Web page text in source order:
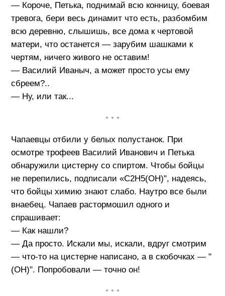
— Короче, Петька, поднимай всю конницу, боевая
тревога, бери весь динамит что есть, разбомбим
всю деревню, слышишь, все дома к чертовой
матери, что останется — зарубим шашками к
чертям, ничего живого не оставим!
— Василий Иваныч, а может просто усы ему
сбреем?..
— Ну, или так...
• • •
Чапаевцы отбили у белых полустанок. При
осмотре трофеев Василий Иванович и Петька
обнаружили цистерну со спиртом. Чтобы бойцы
не перепились, подписали «С2Н5(ОН)", надеясь,
что бойцы химию знают слабо. Наутро все были
внаебец. Чапаев растормошил одного и
спрашивает:
— Как нашли?
— Да просто. Искали мы, искали, вдруг смотрим
— что-то на цистерне написано, а в скобочках — "
(ОН)". Попробовали — точно он!
• • •